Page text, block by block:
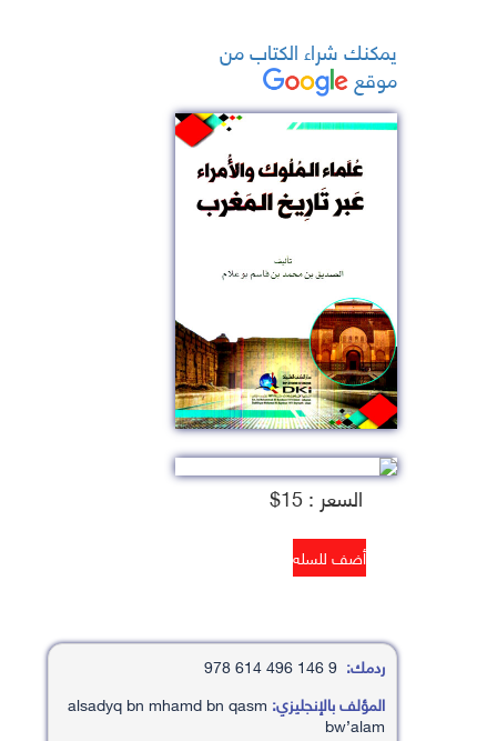
يمكنك شراء الكتاب من
موقع
السعر : 15$
ردمك:
المؤلف بالإنجليزي: alsadyq bn mhamd bn qasm
bw’alam